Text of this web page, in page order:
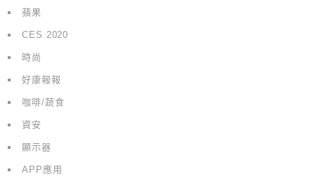
蘋果
CES 2020
時尚
好康報報
咖啡/蔬食
資安
顯示器
APP應用